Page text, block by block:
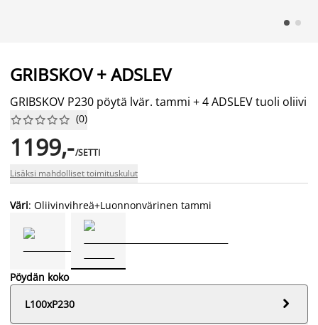
GRIBSKOV + ADSLEV
GRIBSKOV P230 pöytä lvär. tammi + 4 ADSLEV tuoli oliivi





 (0)
1199,-/SETTI
Lisäksi mahdolliset toimituskulut
Väri: Oliivinvihreä+Luonnonvärinen tammi
Pöydän koko
L100xP230
